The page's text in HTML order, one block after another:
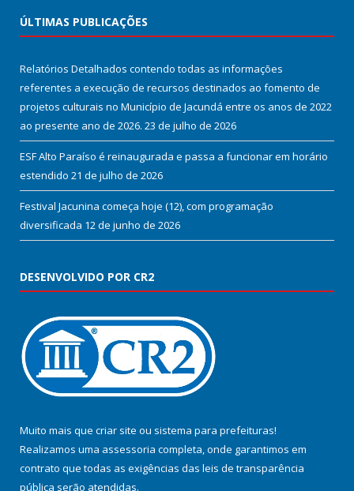
ÚLTIMAS PUBLICAÇÕES
Relatórios Detalhados contendo todas as informações
referentes a execução de recursos destinados ao fomento de
projetos culturais no Município de Jacundá entre os anos de 2022
ao presente ano de 2026. 23 de julho de 2026
ESF Alto Paraíso é reinaugurada e passa a funcionar em horário
estendido 21 de julho de 2026
Festival Jacunina começa hoje (12), com programação
diversificada 12 de junho de 2026
DESENVOLVIDO POR CR2
Muito mais que criar site ou sistema para prefeituras!
Realizamos uma assessoria completa, onde garantimos em
contrato que todas as exigências das leis de transparência
pública serão atendidas.